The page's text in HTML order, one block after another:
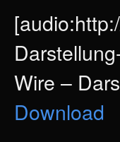
Wire –
Download